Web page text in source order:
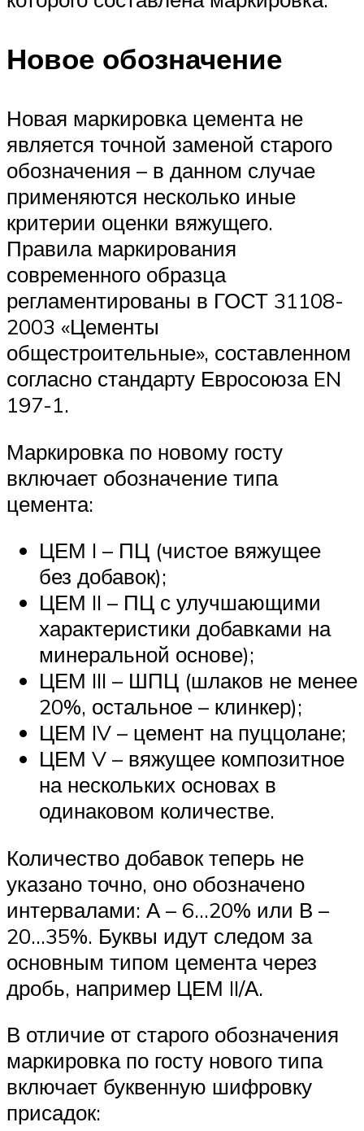
Новое обозначение
Новая маркировка цемента не
является точной заменой старого
обозначения – в данном случае
применяются несколько иные
критерии оценки вяжущего.
Правила маркирования
современного образца
регламентированы в ГОСТ 31108-
2003 «Цементы
общестроительные», составленном
согласно стандарту Евросоюза EN
197-1.
Маркировка по новому госту
включает обозначение типа
цемента:
ЦЕМ I – ПЦ (чистое вяжущее
без добавок);
ЦЕМ II – ПЦ с улучшающими
характеристики добавками на
минеральной основе);
ЦЕМ III – ШПЦ (шлаков не менее
20%, остальное – клинкер);
ЦЕМ IV – цемент на пуццолане;
ЦЕМ V – вяжущее композитное
на нескольких основах в
одинаковом количестве.
Количество добавок теперь не
указано точно, оно обозначено
интервалами: А – 6…20% или В –
20…35%. Буквы идут следом за
основным типом цемента через
дробь, например ЦЕМ II/А.
В отличие от старого обозначения
маркировка по госту нового типа
включает буквенную шифровку
присадок: